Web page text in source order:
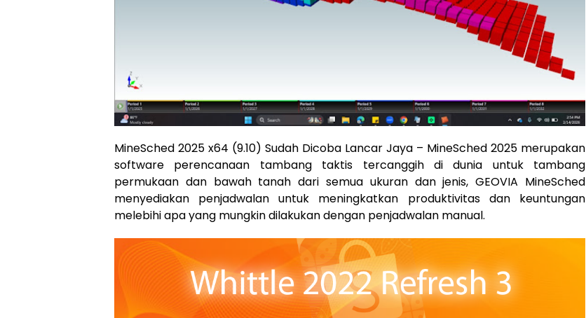
MineSched 2025 x64 (9.10) Sudah Dicoba Lancar Jaya – MineSched 2025 merupakan
software perencanaan tambang taktis tercanggih di dunia untuk tambang
permukaan dan bawah tanah dari semua ukuran dan jenis, GEOVIA MineSched
menyediakan penjadwalan untuk meningkatkan produktivitas dan keuntungan
melebihi apa yang mungkin dilakukan dengan penjadwalan manual.